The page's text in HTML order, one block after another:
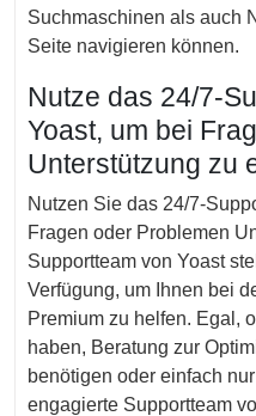
Suchmaschinen als auch
Seite navigieren können.
Nutze das 24/7-
Yoast, um bei
Unterstützung zu
Nutzen Sie das 24/7-
Fragen oder Problemen
Supportteam von Yoast
Verfügung, um Ihnen bei
Premium zu helfen. Egal,
haben, Beratung zur
benötigen oder einfach
engagierte Supportteam